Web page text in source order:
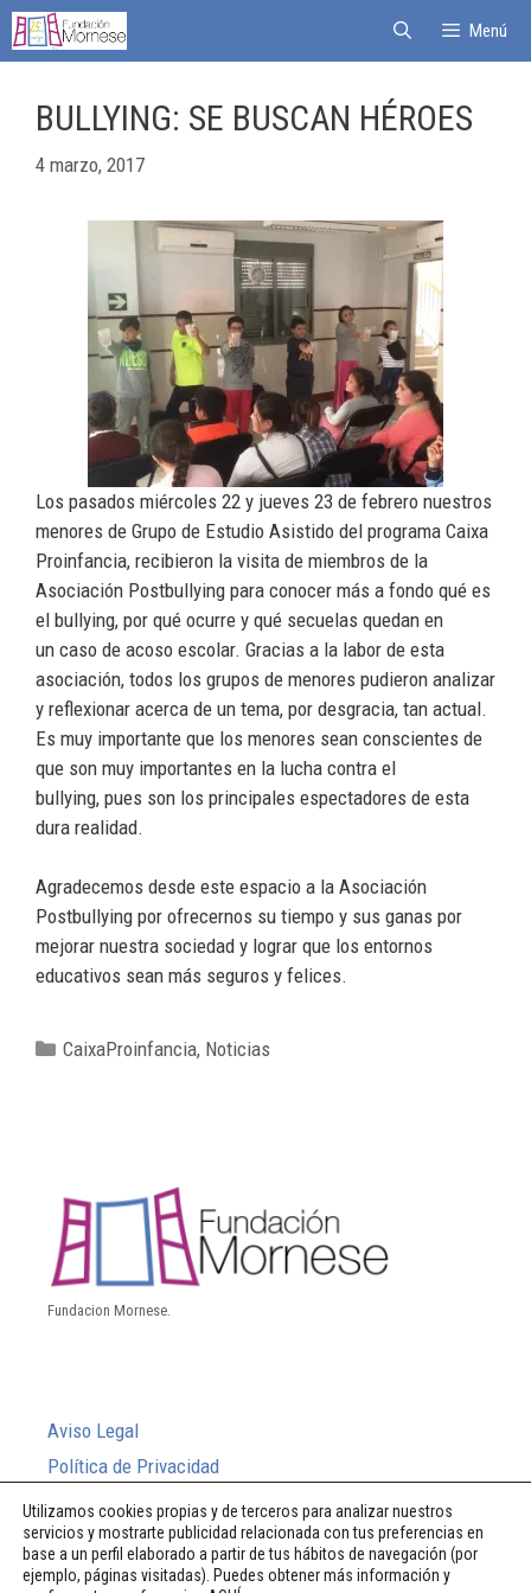
Menú
BULLYING: SE BUSCAN HÉROES
4 marzo, 2017
Los pasados miércoles 22 y jueves 23 de febrero nuestros
menores de Grupo de Estudio Asistido del programa Caixa
Proinfancia, recibieron la visita de miembros de la
Asociación Postbullying para conocer más a fondo qué es
el bullying, por qué ocurre y qué secuelas quedan en
un caso de acoso escolar. Gracias a la labor de esta
asociación, todos los grupos de menores pudieron analizar
y reflexionar acerca de un tema, por desgracia, tan actual.
Es muy importante que los menores sean conscientes de
que son muy importantes en la lucha contra el
bullying, pues son los principales espectadores de esta
dura realidad.
Agradecemos desde este espacio a la Asociación
Postbullying por ofrecernos su tiempo y sus ganas por
mejorar nuestra sociedad y lograr que los entornos
educativos sean más seguros y felices.
CaixaProinfancia, Noticias
Fundacion Mornese.
Aviso Legal
Política de Privacidad
Política de Cookies
Sistema Interno de Información
Utilizamos cookies propias y de terceros para analizar nuestros
servicios y mostrarte publicidad relacionada con tus preferencias en
base a un perfil elaborado a partir de tus hábitos de navegación (por
ejemplo, páginas visitadas). Puedes obtener más información y